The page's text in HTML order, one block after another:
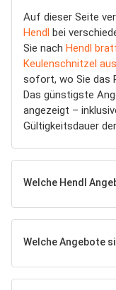
Auf dieser Seite
Hendl bei
Sie nach Hendl
Keulenschnitzel
sofort, wo Sie das
Das günstigste
angezeigt –
Gültigkeitsdauer
Welche Hendl
Welche Angebote